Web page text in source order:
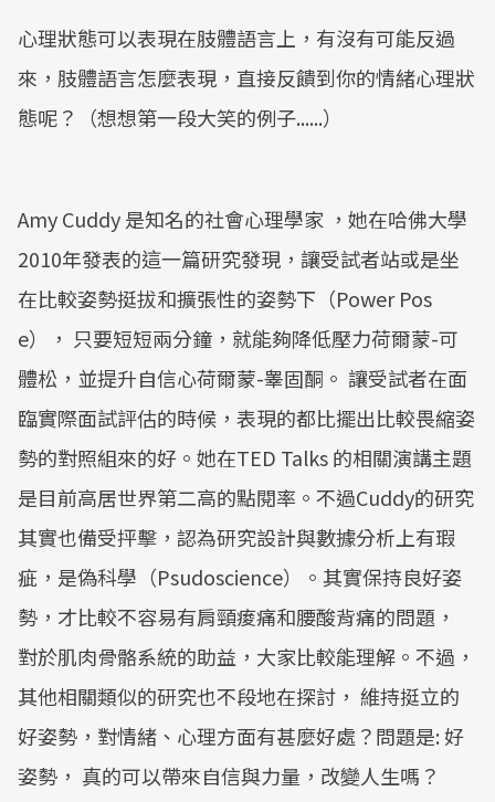
心理狀態可以表現在肢體語言上，有沒有可能反過
來，肢體語言怎麼表現，直接反饋到你的情緒心理狀
態呢？（想想第一段大笑的例子......）
Amy Cuddy 是知名的社會心理學家 ，她在哈佛大學
2010年發表的這一篇研究發現，讓受試者站或是坐
在比較姿勢挺拔和擴張性的姿勢下（Power Pos
e）， 只要短短兩分鐘，就能夠降低壓力荷爾蒙-可
體松，並提升自信心荷爾蒙-睾固酮。 讓受試者在面
臨實際面試評估的時候，表現的都比擺出比較畏縮姿
勢的對照組來的好。她在TED Talks 的相關演講主題
是目前高居世界第二高的點閱率。不過Cuddy的研究
其實也備受抨擊，認為研究設計與數據分析上有瑕
疵，是偽科學（Psudoscience）。其實保持良好姿
勢，才比較不容易有肩頸痠痛和腰酸背痛的問題，
對於肌肉骨骼系統的助益，大家比較能理解。不過，
其他相關類似的研究也不段地在探討， 維持挺立的
好姿勢，對情緒、心理方面有甚麼好處？問題是: 好
姿勢， 真的可以帶來自信與力量，改變人生嗎？